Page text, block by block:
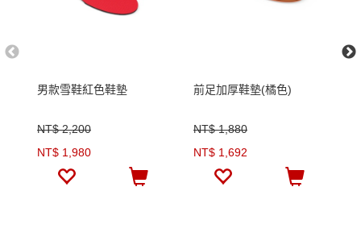
男款雪鞋紅色鞋墊
NT$ 2,200
NT$ 1,980
前足加厚鞋墊(橘色)
NT$ 1,880
NT$ 1,692